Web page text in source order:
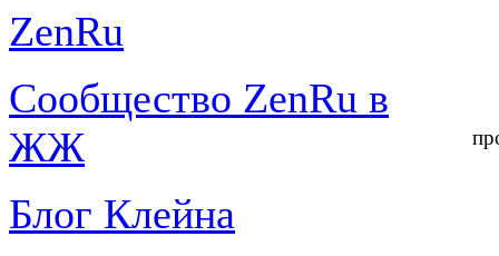
ZenRu
Сообщество ZenRu в
ЖЖ
Блог Клейна